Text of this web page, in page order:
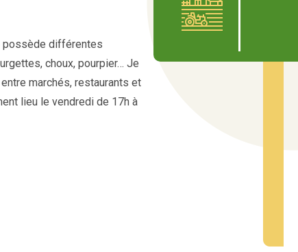
possède différentes
choux, pourpier… Je
marchés, restaurants et
lieu le vendredi de 17h à